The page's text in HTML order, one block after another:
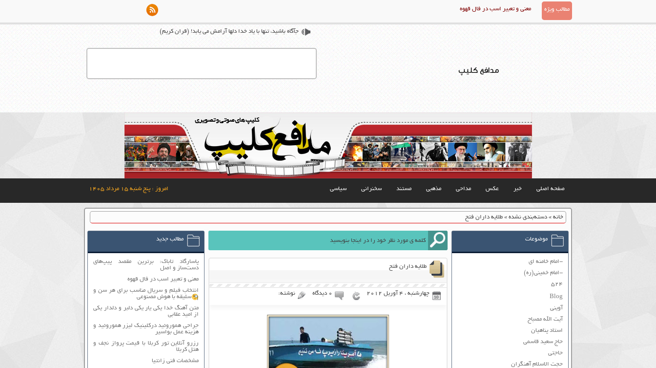
مطالب ویژه معنی و تعبیر اسب در فال قهوه
مدافع کلیپ
جآگاه باشيد، تنها با ياد خدا دلها آرامش می ‏يابد! (قران کریم)
صفحه اصلی خبر عکس مداحی مذهبی مستند سخنرانی سیاسی امروز : پنج شنبه ۱۵ مرداد ۱۴۰۵
خانه» دسته‌بندی نشده» طلایه داران فتح
طلایه داران فتح
چهارشنبه ، 4 آوریل 2012 ۰ دیدگاه نوشته:
موضوعات
-امام خامنه ای
-امام خمینی(ره)
۵۲۴
Blog
آوینی
آیت الله مصباح
استاد پناهیان
حاج سعید قاسمی
حاجتی
حجت الاسلام آهنگران
مطالب جدید
پاسارگاد تاباک: برترین مقصد پیپ‌های
دست‌ساز و اصل
معنی و تعبیر اسب در فال قهوه
انتخاب فیلم و سریال مناسب برای هر سن و
سلیقه با هوش مصنوعی
متن آهنگ خدا یکی یار یکی دلبر و دلدار یکی
از امید عقابی
جراحی هموروئید درکلینیک لیزر هموروئید و
هزینه عمل بواسیر
رزرو آنلاین تور کربلا با قیمت پرواز نجف و
هتل کربلا
مشخصات فنی زانتیا